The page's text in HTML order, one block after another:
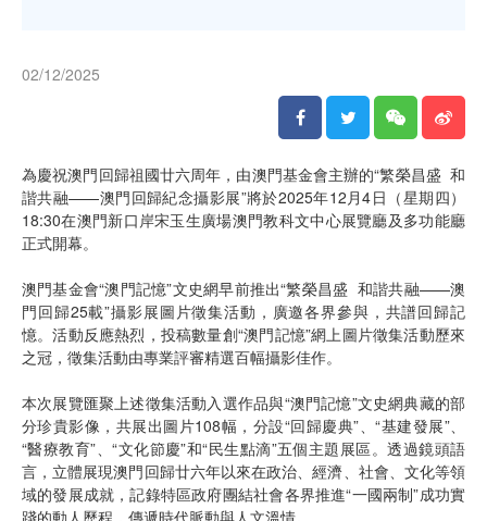
02/12/2025
為慶祝澳門回歸祖國廿六周年，由澳門基金會主辦的“繁榮昌盛 和
諧共融——澳門回歸紀念攝影展”將於2025年12月4日（星期四）
18:30在澳門新口岸宋玉生廣場澳門教科文中心展覽廳及多功能廳
正式開幕。
澳門基金會“澳門記憶”文史網早前推出“繁榮昌盛 和諧共融——澳
門回歸25載”攝影展圖片徵集活動，廣邀各界參與，共譜回歸記
憶。活動反應熱烈，投稿數量創“澳門記憶”網上圖片徵集活動歷來
之冠，徵集活動由專業評審精選百幅攝影佳作。
本次展覽匯聚上述徵集活動入選作品與“澳門記憶”文史網典藏的部
分珍貴影像，共展出圖片108幅，分設“回歸慶典”、“基建發展”、
“醫療教育”、“文化節慶”和“民生點滴”五個主題展區。透過鏡頭語
言，立體展現澳門回歸廿六年以來在政治、經濟、社會、文化等領
域的發展成就，記錄特區政府團結社會各界推進“一國兩制”成功實
踐的動人歷程，傳遞時代脈動與人文溫情。